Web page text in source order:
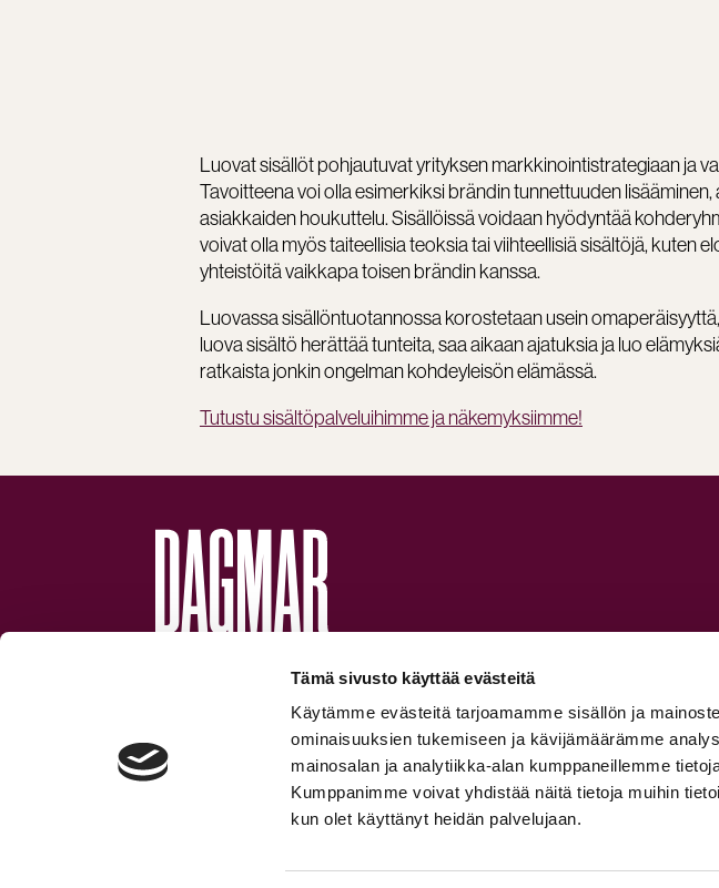
Tämä sivusto käyttää evästeitä
Käytämme evästeitä tarjoamamme sisällön ja
ominaisuuksien tukemiseen ja kävijämäärämme
mainosalan ja analytiikka-alan kumppaneillemme
Kumppanimme voivat yhdistää näitä tietoja muihin
kun olet käyttänyt heidän palvelujaan.
Luovat sisällöt pohjautuvat yrityksen markkinointistrategiaan ja
Tavoitteena voi olla esimerkiksi brändin tunnettuuden
asiakkaiden houkuttelu. Sisällöissä voidaan hyödyntää
voivat olla myös taiteellisia teoksia tai viihteellisiä sisältöjä, kuten
yhteistöitä vaikkapa toisen brändin kanssa.
Luovassa sisällöntuotannossa korostetaan usein
luova sisältö herättää tunteita, saa aikaan ajatuksia ja luo
ratkaista jonkin ongelman kohdeyleisön elämässä.
Tutustu sisältöpalveluihimme ja näkemyksiimme!
INTELLIGENT GROWTH.